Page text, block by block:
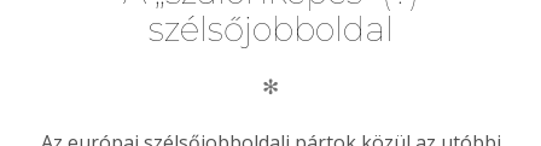
szélsőjobboldal
✻